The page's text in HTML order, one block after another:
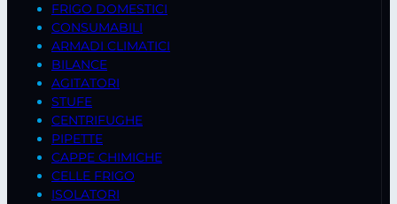
FRIGO DOMESTICI
CONSUMABILI
ARMADI CLIMATICI
BILANCE
AGITATORI
STUFE
CENTRIFUGHE
PIPETTE
CAPPE CHIMICHE
CELLE FRIGO
ISOLATORI